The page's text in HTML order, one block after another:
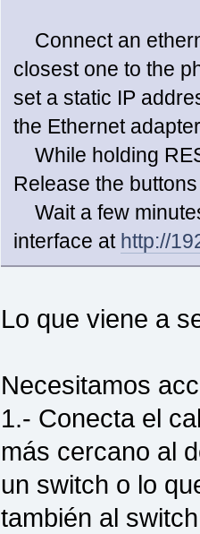
Connect an
closest one to the
set a static IP
the Ethernet
While holding
Release the
Wait a few
interface at http://
Lo que viene a
Necesitamos
1.- Conecta el
más cercano al
un switch o lo
también al